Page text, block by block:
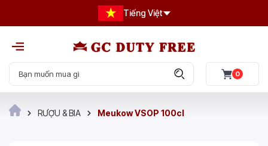
Tiếng Việt
0
RƯỢU & BIA Meukow VSOP 100cl